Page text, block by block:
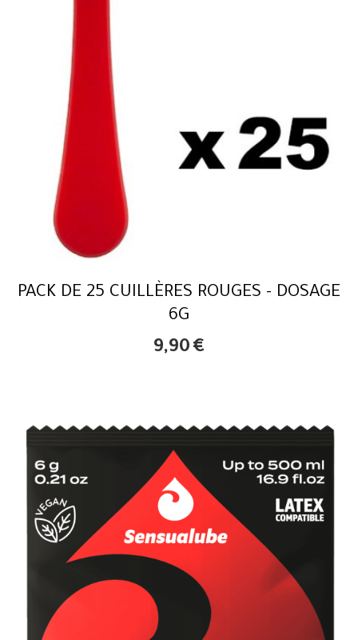
PACK DE 25 CUILLÈRES ROUGES - DOSAGE
6G
9,90 €